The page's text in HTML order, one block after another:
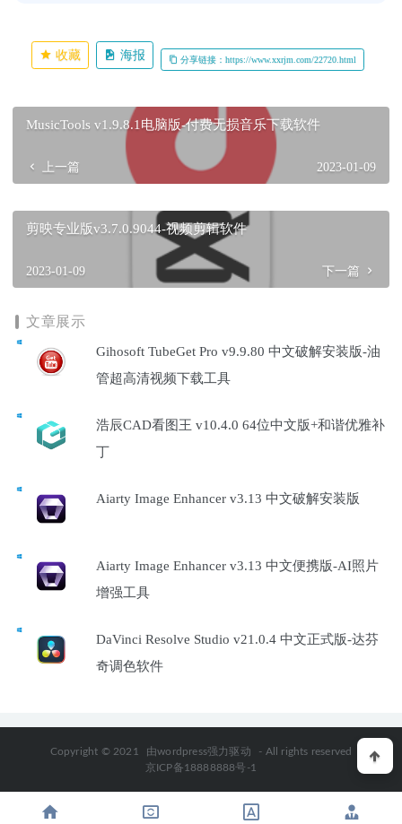
收藏 海报 分享链接：https://www.xxrjm.com/22720.html
MusicTools v1.9.8.1电脑版-付费无损音乐下载软件
上一篇 2023-01-09
剪映专业版v3.7.0.9044-视频剪辑软件
2023-01-09 下一篇
文章展示
Gihosoft TubeGet Pro v9.9.80 中文破解安装版-油
管超高清视频下载工具
浩辰CAD看图王 v10.4.0 64位中文版+和谐优雅补
丁
Aiarty Image Enhancer v3.13 中文破解安装版
Aiarty Image Enhancer v3.13 中文便携版-AI照片
增强工具
DaVinci Resolve Studio v21.0.4 中文正式版-达芬
奇调色软件
Copyright © 2021 由wordpress强力驱动
- All rights reserved
京ICP备18888888号-1